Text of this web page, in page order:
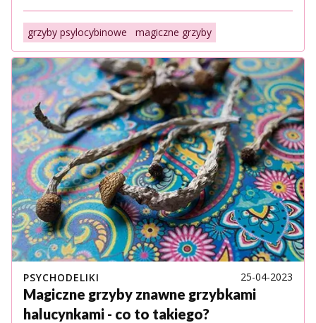
grzyby psylocybinowe magiczne grzyby
PSYCHODELIKI 25-04-2023
Magiczne grzyby znawne grzybkami
halucynkami - co to takiego?